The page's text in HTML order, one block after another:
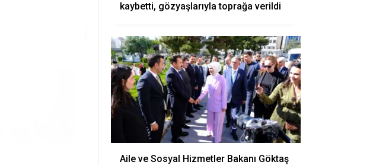
kaybetti, gözyaşlarıyla toprağa verildi
Aile ve Sosyal Hizmetler Bakanı Göktaş